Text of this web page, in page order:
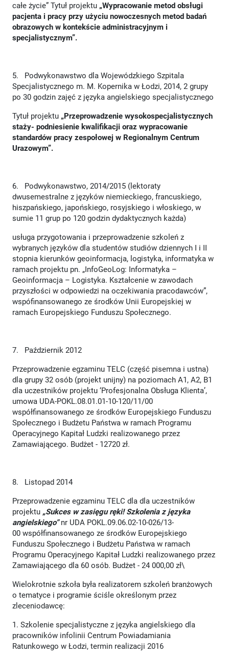
całe życie” Tytuł projektu „Wypracowanie metod obsługi
pacjenta i pracy przy użyciu nowoczesnych metod badań
obrazowych w kontekście administracyjnym i
specjalistycznym”.
5. Podwykonawstwo dla Wojewódzkiego Szpitala
Specjalistycznego m. M. Kopernika w Łodzi, 2014, 2 grupy
po 30 godzin zajęć z języka angielskiego specjalistycznego
Tytuł projektu „Przeprowadzenie wysokospecjalistycznych
staży- podniesienie kwalifikacji oraz wypracowanie
standardów pracy zespołowej w Regionalnym Centrum
Urazowym”.
6. Podwykonawstwo, 2014/2015 (lektoraty
dwusemestralne z języków niemieckiego, francuskiego,
hiszpańskiego, japońskiego, rosyjskiego i włoskiego, w
sumie 11 grup po 120 godzin dydaktycznych każda)
usługa przygotowania i przeprowadzenie szkoleń z
wybranych języków dla studentów studiów dziennych I i II
stopnia kierunków geoinformacja, logistyka, informatyka w
ramach projektu pn. „InfoGeoLog: Informatyka –
Geoinformacja – Logistyka. Kształcenie w zawodach
przyszłości w odpowiedzi na oczekiwania pracodawców”,
wspófinansowanego ze środków Unii Europejskiej w
ramach Europejskiego Funduszu Społecznego.
7. Październik 2012
Przeprowadzenie egzaminu TELC (część pisemna i ustna)
dla grupy 32 osób (projekt unijny) na poziomach A1, A2, B1
dla uczestników projektu ‘Profesjonalna Obsługa Klienta’,
umowa UDA-POKL.08.01.01-10-120/11/00
współfinansowanego ze środków Europejskiego Funduszu
Społecznego i Budżetu Państwa w ramach Programu
Operacyjnego Kapitał Ludzki realizowanego przez
Zamawiającego. Budżet - 12720 zł.
8. Listopad 2014
Przeprowadzenie egzaminu TELC dla dla uczestników
projektu „Sukces w zasięgu ręki! Szkolenia z języka
angielskiego” nr UDA POKL.09.06.02-10-026/13-
00 współfinansowanego ze środków Europejskiego
Funduszu Społecznego i Budżetu Państwa w ramach
Programu Operacyjnego Kapitał Ludzki realizowanego przez
Zamawiającego dla 60 osób. Budżet - 24 000,00 zł\
Wielokrotnie szkoła była realizatorem szkoleń branżowych
o tematyce i programie ściśle określonym przez
zleceniodawcę:
1. Szkolenie specjalistyczne z języka angielskiego dla
pracowników infolinii Centrum Powiadamiania
Ratunkowego w Łodzi, termin realizacji 2016